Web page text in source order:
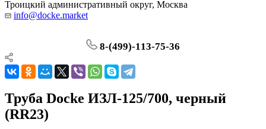
Троицкий административный округ, Москва
info@docke.market
8-(499)-113-75-36
Труба Docke ИЗЛ-125/700, черный
(RR23)